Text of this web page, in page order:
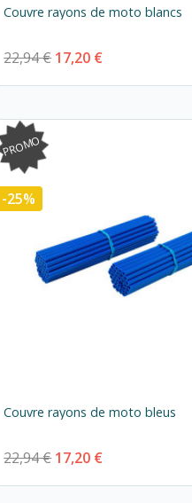
Couvre rayons de moto blancs
22,94 € 17,20 €
PROMO
-25%
Couvre rayons de moto bleus
22,94 € 17,20 €